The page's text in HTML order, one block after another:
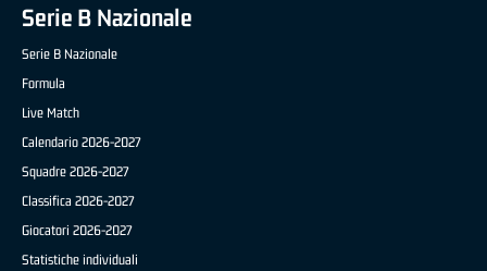
Serie B Nazionale
Serie B Nazionale
Formula
Live Match
Calendario 2026-2027
Squadre 2026-2027
Classifica 2026-2027
Giocatori 2026-2027
Statistiche individuali